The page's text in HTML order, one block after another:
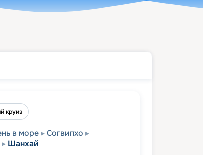
круиз
в море
Согвипхо
Шанхай